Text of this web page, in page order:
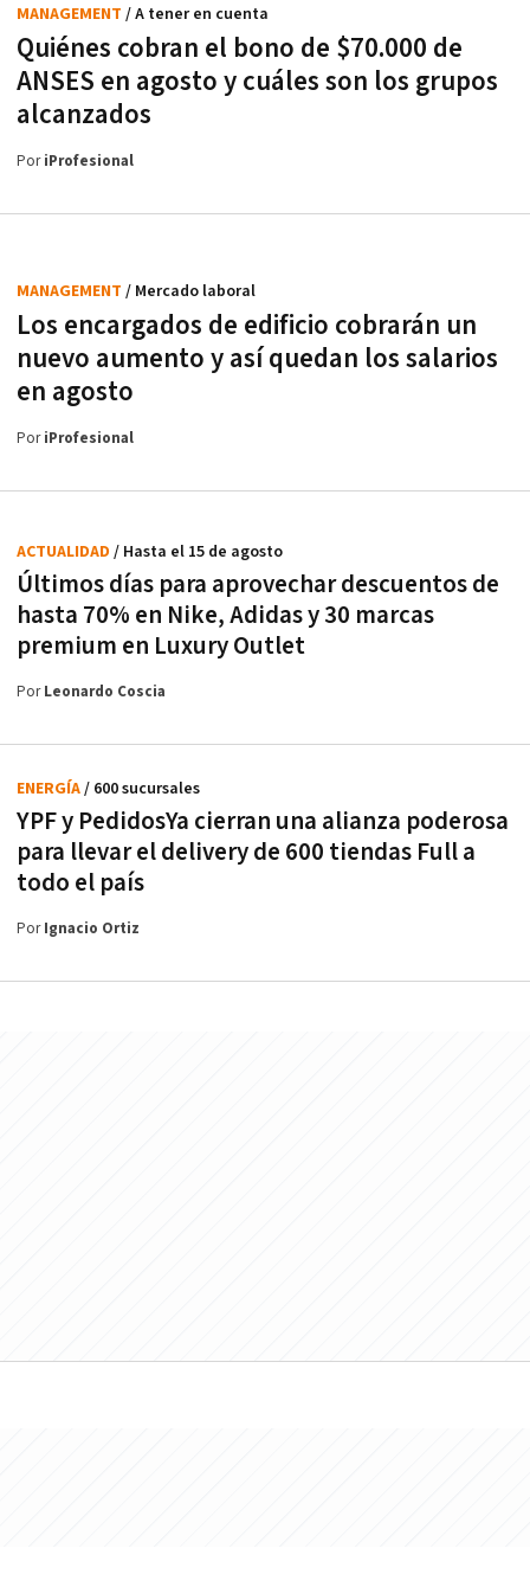
Quiénes cobran el bono de $70.000 de
ANSES en agosto y cuáles son los grupos
alcanzados
MANAGEMENT / A tener en cuenta
PoriProfesional
Los encargados de edificio cobrarán un
nuevo aumento y así quedan los salarios
en agosto
MANAGEMENT / Mercado laboral
PoriProfesional
Últimos días para aprovechar descuentos de
hasta 70% en Nike, Adidas y 30 marcas
premium en Luxury Outlet
ACTUALIDAD / Hasta el 15 de agosto
PorLeonardo Coscia
YPF y PedidosYa cierran una alianza poderosa
para llevar el delivery de 600 tiendas Full a
todo el país
ENERGÍA/ 600 sucursales
PorIgnacio Ortiz